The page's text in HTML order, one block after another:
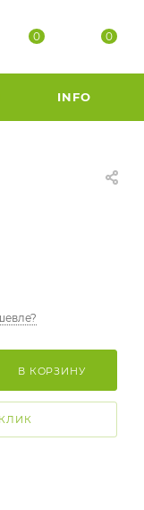
0 0
INFO
В КОРЗИНУ